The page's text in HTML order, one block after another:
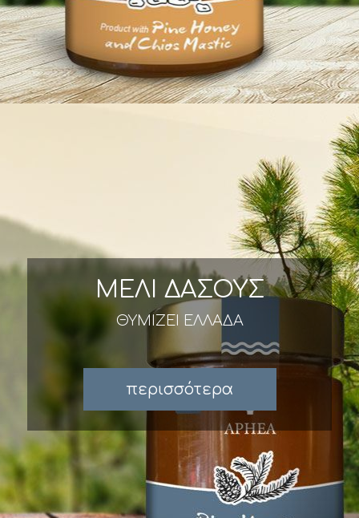
ΜΕΛΙ ΔΑΣΟΥΣ
ΘΥΜΙΖΕΙ ΕΛΛΑΔΑ
περισσότερα